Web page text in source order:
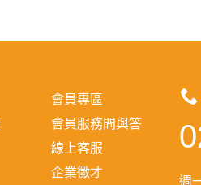
會員專區
會員服務問與答
線上客服
企業徵才
週